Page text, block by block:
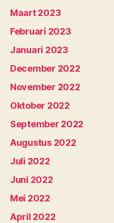
Maart 2023
Februari 2023
Januari 2023
December 2022
November 2022
Oktober 2022
September 2022
Augustus 2022
Juli 2022
Juni 2022
Mei 2022
April 2022